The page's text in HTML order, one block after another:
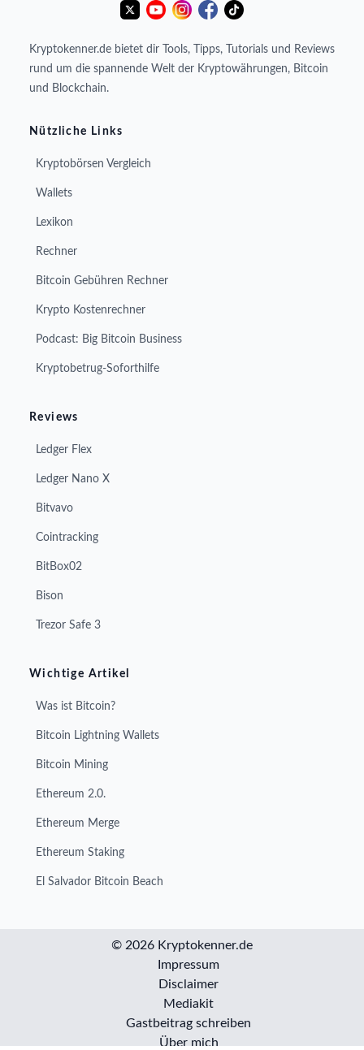
Kryptokenner.de bietet dir Tools, Tipps, Tutorials und Reviews
rund um die spannende Welt der Kryptowährungen, Bitcoin
und Blockchain.
Nützliche Links
Kryptobörsen Vergleich
Wallets
Lexikon
Rechner
Bitcoin Gebühren Rechner
Krypto Kostenrechner
Podcast: Big Bitcoin Business
Kryptobetrug-Soforthilfe
Reviews
Ledger Flex
Ledger Nano X
Bitvavo
Cointracking
BitBox02
Bison
Trezor Safe 3
Wichtige Artikel
Was ist Bitcoin?
Bitcoin Lightning Wallets
Bitcoin Mining
Ethereum 2.0.
Ethereum Merge
Ethereum Staking
El Salvador Bitcoin Beach
© 2026 Kryptokenner.de
Impressum
Disclaimer
Mediakit
Gastbeitrag schreiben
Über mich